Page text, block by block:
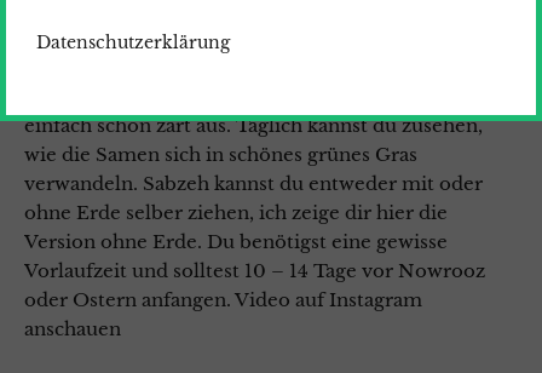
Hülsenfrüchten. Manche ziehen Sabzeh aus Linsen,
einfach schön zart aus. Täglich kannst du zusehen,
wie die Samen sich in schönes grünes Gras
verwandeln. Sabzeh kannst du entweder mit oder
ohne Erde selber ziehen, ich zeige dir hier die
Version ohne Erde. Du benötigst eine gewisse
Vorlaufzeit und solltest 10 – 14 Tage vor Nowrooz
oder Ostern anfangen. Video auf Instagram
anschauen
Datenschutzerklärung